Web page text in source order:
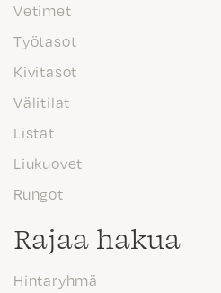
Vetimet
Työtasot
Kivitasot
Välitilat
Listat
Liukuovet
Rungot
Rajaa hakua
Hintaryhmä